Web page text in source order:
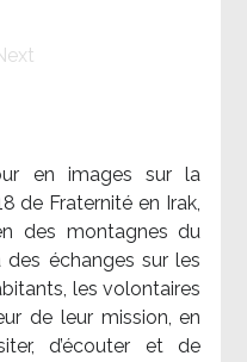
en images sur la
de Fraternité en Irak,
des montagnes du
échanges sur les
les volontaires
de leur mission, en
d’écouter et de